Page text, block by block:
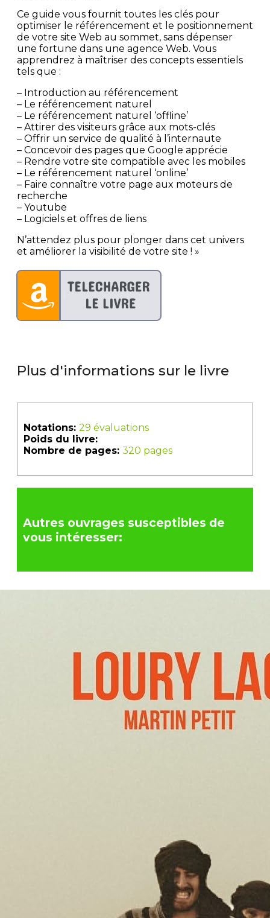
Ce guide vous fournit toutes les clés pour
optimiser le référencement et le positionnement
de votre site Web au sommet, sans dépenser
une fortune dans une agence Web. Vous
apprendrez à maîtriser des concepts essentiels
tels que :
– Introduction au référencement
– Le référencement naturel
– Le référencement naturel ‘offline’
– Attirer des visiteurs grâce aux mots-clés
– Offrir un service de qualité à l’internaute
– Concevoir des pages que Google apprécie
– Rendre votre site compatible avec les mobiles
– Le référencement naturel ‘online’
– Faire connaître votre page aux moteurs de
recherche
– Youtube
– Logiciels et offres de liens
N’attendez plus pour plonger dans cet univers
et améliorer la visibilité de votre site ! »
Plus d'informations sur le livre
Notations: 29 évaluations
Poids du livre:
Nombre de pages: 320 pages
Autres ouvrages susceptibles de
vous intéresser: